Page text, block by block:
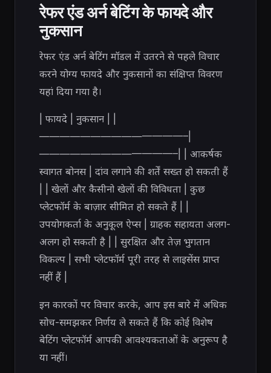
रेफर एंड अर्न बेटिंग के फायदे और
नुकसान
रेफर एंड अर्न बेटिंग मॉडल में उतरने से पहले विचार
करने योग्य फायदे और नुकसानों का संक्षिप्त विवरण
यहां दिया गया है।
| फायदे | नुकसान | |
——————————————–|
—————————————–| | आकर्षक
स्वागत बोनस | दांव लगाने की शर्तें सख्त हो सकती हैं
| | खेलों और कैसीनो खेलों की विविधता | कुछ
प्लेटफॉर्म के बाज़ार सीमित हो सकते हैं | |
उपयोगकर्ता के अनुकूल ऐप्स | ग्राहक सहायता अलग-
अलग हो सकती है | | सुरक्षित और तेज़ भुगतान
विकल्प | सभी प्लेटफॉर्म पूरी तरह से लाइसेंस प्राप्त
नहीं हैं |
इन कारकों पर विचार करके, आप इस बारे में अधिक
सोच-समझकर निर्णय ले सकते हैं कि कोई विशेष
बेटिंग प्लेटफॉर्म आपकी आवश्यकताओं के अनुरूप है
या नहीं।